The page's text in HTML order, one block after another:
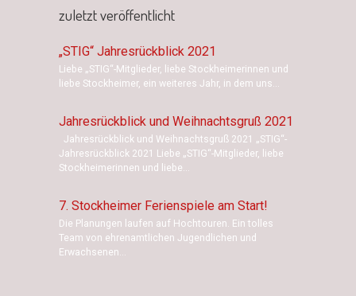
zuletzt veröffentlicht
„STIG“ Jahresrückblick 2021
Liebe „STIG“-Mitglieder, liebe Stockheimerinnen und
liebe Stockheimer, ein weiteres Jahr, in dem uns...
Jahresrückblick und Weihnachtsgruß 2021
Jahresrückblick und Weihnachtsgruß 2021 „STIG“-
Jahresrückblick 2021 Liebe „STIG“-Mitglieder, liebe
Stockheimerinnen und liebe...
7. Stockheimer Ferienspiele am Start!
Die Planungen laufen auf Hochtouren. Ein tolles
Team von ehrenamtlichen Jugendlichen und
Erwachsenen...